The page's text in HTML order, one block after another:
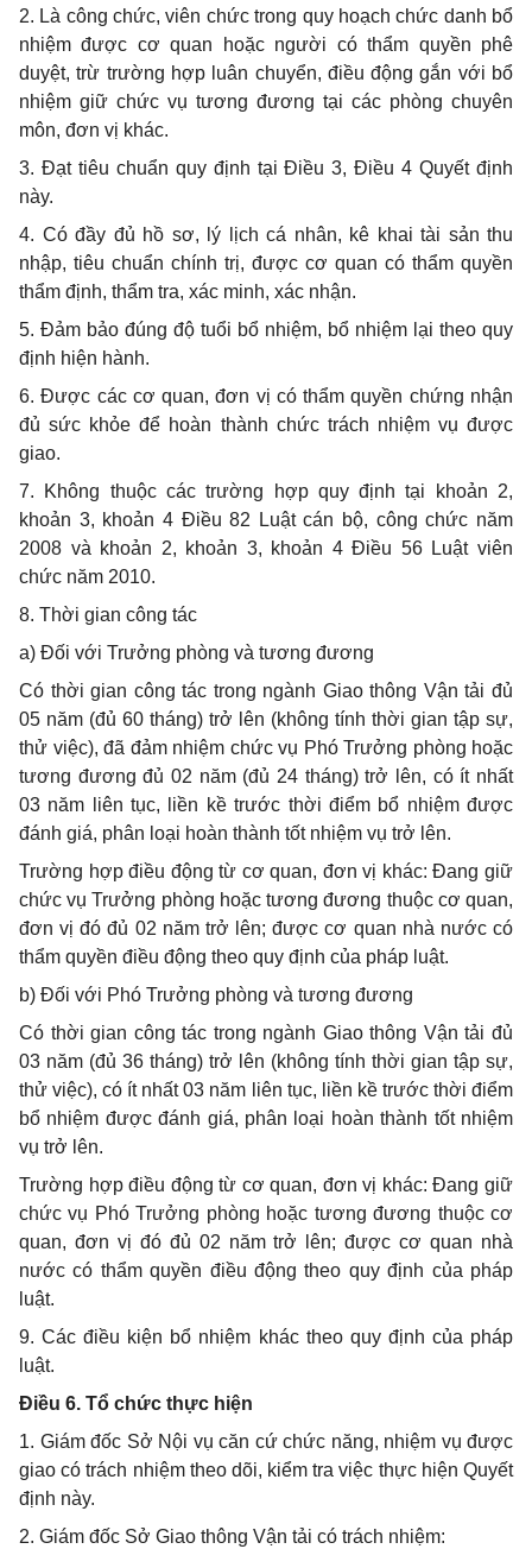
2. Là công chức, viên chức trong quy hoạch chức danh bổ
nhiệm được cơ quan hoặc người có thẩm quyền phê
duyệt, trừ trường hợp luân chuyển, điều động gắn với bổ
nhiệm giữ chức vụ tương đương tại các phòng chuyên
môn, đơn vị khác.
3. Đạt tiêu chuẩn quy định tại Điều 3, Điều 4 Quyết định
này.
4. Có đầy đủ hồ sơ, lý lịch cá nhân, kê khai tài sản thu
nhập, tiêu chuẩn chính trị, được cơ quan có thẩm quyền
thẩm định, thẩm tra, xác minh, xác nhận.
5. Đảm bảo đúng độ tuổi bổ nhiệm, bổ nhiệm lại theo quy
định hiện hành.
6. Được các cơ quan, đơn vị có thẩm quyền chứng nhận
đủ sức khỏe để hoàn thành chức trách nhiệm vụ được
giao.
7. Không thuộc các trường hợp quy định tại khoản 2,
khoản 3, khoản 4 Điều 82 Luật cán bộ, công chức năm
2008 và khoản 2, khoản 3, khoản 4 Điều 56 Luật viên
chức năm 2010.
8. Thời gian công tác
a) Đối với Trưởng phòng và tương đương
Có thời gian công tác trong ngành Giao thông Vận tải đủ
05 năm (đủ 60 tháng) trở lên (không tính thời gian tập sự,
thử việc), đã đảm nhiệm chức vụ Phó Trưởng phòng hoặc
tương đương đủ 02 năm (đủ 24 tháng) trở lên, có ít nhất
03 năm liên tục, liền kề trước thời điểm bổ nhiệm được
đánh giá, phân loại hoàn thành tốt nhiệm vụ trở lên.
Trường hợp điều động từ cơ quan, đơn vị khác: Đang giữ
chức vụ Trưởng phòng hoặc tương đương thuộc cơ quan,
đơn vị đó đủ 02 năm trở lên; được cơ quan nhà nước có
thẩm quyền điều động theo quy định của pháp luật.
b) Đối với Phó Trưởng phòng và tương đương
Có thời gian công tác trong ngành Giao thông Vận tải đủ
03 năm (đủ 36 tháng) trở lên (không tính thời gian tập sự,
thử việc), có ít nhất 03 năm liên tục, liền kề trước thời điểm
bổ nhiệm được đánh giá, phân loại hoàn thành tốt nhiệm
vụ trở lên.
Trường hợp điều động từ cơ quan, đơn vị khác: Đang giữ
chức vụ Phó Trưởng phòng hoặc tương đương thuộc cơ
quan, đơn vị đó đủ 02 năm trở lên; được cơ quan nhà
nước có thẩm quyền điều động theo quy định của pháp
luật.
9. Các điều kiện bổ nhiệm khác theo quy định của pháp
luật.
Điều 6. Tổ chức thực hiện
1. Giám đốc Sở Nội vụ căn cứ chức năng, nhiệm vụ được
giao có trách nhiệm theo dõi, kiểm tra việc thực hiện Quyết
định này.
2. Giám đốc Sở Giao thông Vận tải có trách nhiệm: